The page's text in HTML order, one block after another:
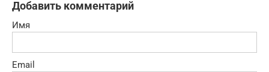
Добавить комментарий
Имя
Email